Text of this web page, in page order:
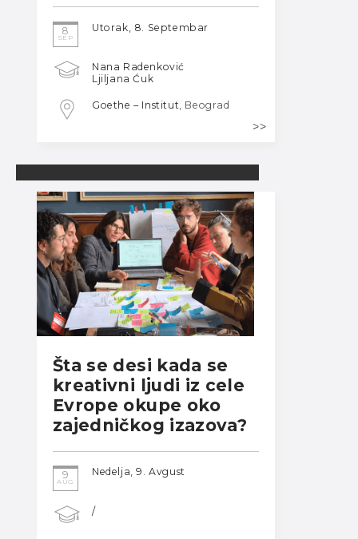
8
SEP
Utorak, 8. Septembar
Nana Radenković
Ljiljana Ćuk
Goethe – Institut , Beograd
Šta se desi kada se
kreativni ljudi iz cele
Evrope okupe oko
zajedničkog izazova?
9
AUG
Nedelja, 9. Avgust
/